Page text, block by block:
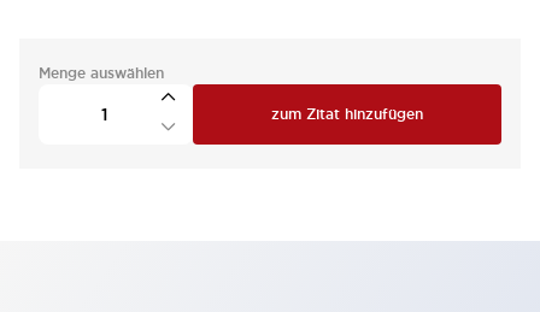
Menge auswählen
zum Zitat hinzufügen